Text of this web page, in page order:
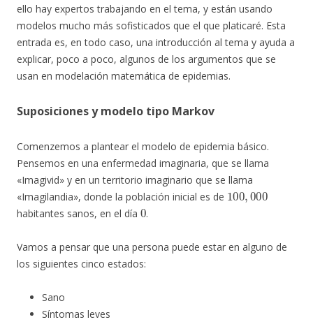
ello hay expertos trabajando en el tema, y están usando
modelos mucho más sofisticados que el que platicaré. Esta
entrada es, en todo caso, una introducción al tema y ayuda a
explicar, poco a poco, algunos de los argumentos que se
usan en modelación matemática de epidemias.
Suposiciones y modelo tipo Markov
Comenzemos a plantear el modelo de epidemia básico.
Pensemos en una enfermedad imaginaria, que se llama
«Imagivid» y en un territorio imaginario que se llama
«Imagilandia», donde la población inicial es de
100,000
habitantes sanos, en el día
0
.
Vamos a pensar que una persona puede estar en alguno de
los siguientes cinco estados:
Sano
Síntomas leves